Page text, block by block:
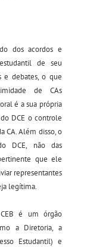
dos acordos e
de seu
e debates, o que
de CAs
lé a sua própria
DCE o controle
CA.Além disso, o
DCE, não das
que ele
representantes
legítima.
é um órgão
a Diretoria, a
Estudantil) e